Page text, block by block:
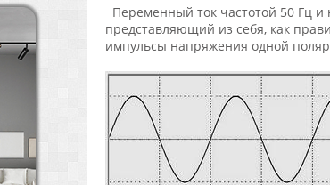
Переменный ток частотой 50 Гц
представляющий из себя, как
импульсы напряжения одной